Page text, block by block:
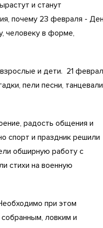
и станут
почему 23 февраля -
человеку в форме,
и дети. 21
пели песни, танцевали
радость общения и
спорт и праздник решили
обширную работу с
стихи на военную
при этом
ловким и